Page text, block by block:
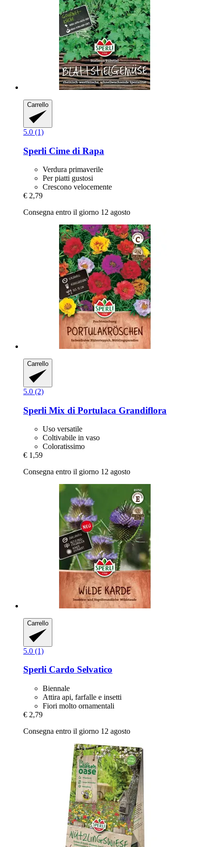
Carrello
5.0 (1)
Sperli Cime di Rapa
Verdura primaverile
Per piatti gustosi
Crescono velocemente
€ 2,79
Consegna entro il giorno 12 agosto
Carrello
5.0 (2)
Sperli Mix di Portulaca Grandiflora
Uso versatile
Coltivabile in vaso
Coloratissimo
€ 1,59
Consegna entro il giorno 12 agosto
Carrello
5.0 (1)
Sperli Cardo Selvatico
Biennale
Attira api, farfalle e insetti
Fiori molto ornamentali
€ 2,79
Consegna entro il giorno 12 agosto